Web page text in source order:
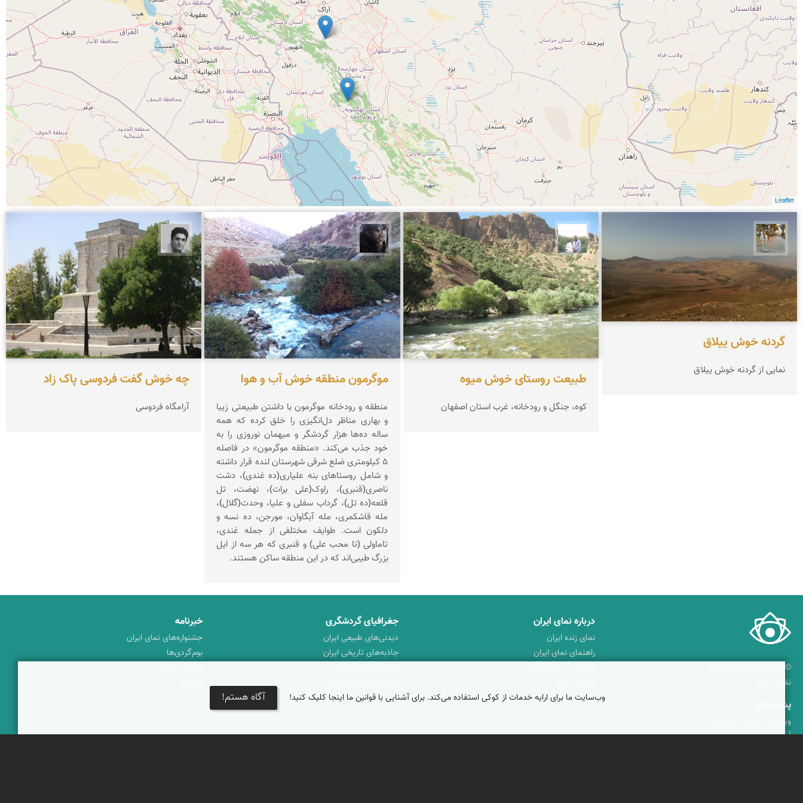
Leaflet
گردنه خوش ییلاق
نمایی از گردنه خوش ییلاق
مهرداد زینلیان
طبیعت روستای خوش میوه
کوه، جنگل و رودخانه، غرب استان اصفهان
حامد محمدی
موگرمون منطقه خوش آب و هوا
منطقه و رودخانه موگرمون با داشتن طبیعتی زیبا
و بهاری مناظر دل‌انگیزی را خلق کرده که همه
ساله ده‌ها هزار گردشگر و میهمان نوروزی را به
خود جذب می‌کند. «منطقه موگرمون» در فاصله
5 کیلومتری ضلع شرقی شهرستان لنده قرار داشته
و شامل روستاهای بنه علیاری(ده غندی)، دشت
ناصری(قنبری)، راوک(علی برات)، نهضت، تل
قلعه(ده تل)، گرداب سفلی و علیا، وحدت(گلال)،
مله قاشکمری، مله آبگاوان، مورجن، ده نسه و
دلکون است. طوایف مختلفی از جمله غندی،
تاماولی (تا محب علی) و قنبری که هر سه از ایل
بزرگ طیبی‌اند که در این منطقه ساکن هستند.
یوسف روحی
چه خوش گفت فردوسی پاک زاد
آرامگاه فردوسی
© ۱۳۷۹-۱۴۰۵ نمای ایران
نقشه ایران
درباره نمای ایران
نمای زنده ایران
راهنمای نمای ایران
جغرافیای گردشگری
دیدنی‌های طبیعی ایران
جاذبه‌های تاریخی ایران
خبرنامه
جشنواره‌های نمای ایران
بوم‌گردی‌ها
پشتیبانان
ویراویر™ راهکار هوشمند
اُیو™ راهکار هوشمندسازی
وب‌سایت ما برای ارایه خدمات از کوکی استفاده می‌کند. برای آشنایی با قوانین ما اینجا کلیک کنید! آگاه هستم!